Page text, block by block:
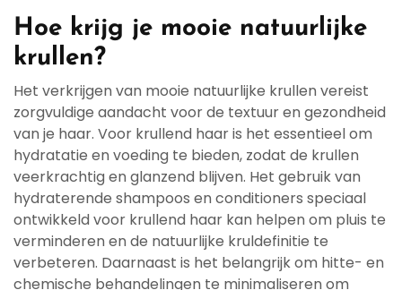
Hoe krijg je mooie natuurlijke
krullen?
Het verkrijgen van mooie natuurlijke krullen vereist
zorgvuldige aandacht voor de textuur en gezondheid
van je haar. Voor krullend haar is het essentieel om
hydratatie en voeding te bieden, zodat de krullen
veerkrachtig en glanzend blijven. Het gebruik van
hydraterende shampoos en conditioners speciaal
ontwikkeld voor krullend haar kan helpen om pluis te
verminderen en de natuurlijke kruldefinitie te
verbeteren. Daarnaast is het belangrijk om hitte- en
chemische behandelingen te minimaliseren om